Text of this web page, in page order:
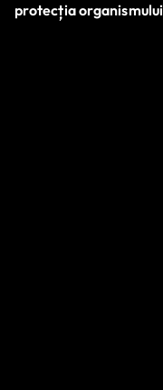
protecția organismului